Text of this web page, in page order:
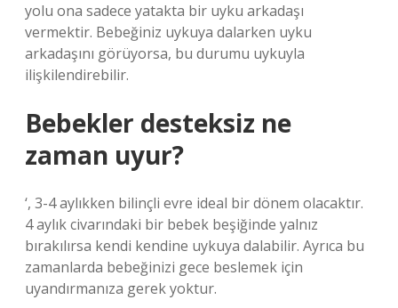
yolu ona sadece yatakta bir uyku arkadaşı
vermektir. Bebeğiniz uykuya dalarken uyku
arkadaşını görüyorsa, bu durumu uykuyla
ilişkilendirebilir.
Bebekler desteksiz ne
zaman uyur?
‘, 3-4 aylıkken bilinçli evre ideal bir dönem olacaktır.
4 aylık civarındaki bir bebek beşiğinde yalnız
bırakılırsa kendi kendine uykuya dalabilir. Ayrıca bu
zamanlarda bebeğinizi gece beslemek için
uyandırmanıza gerek yoktur.